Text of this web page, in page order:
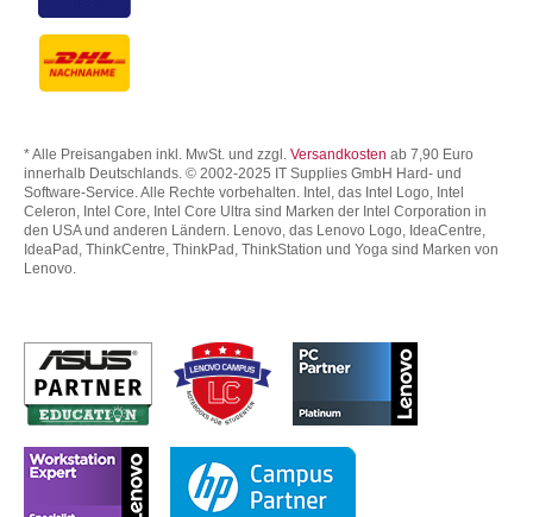
* Alle Preisangaben inkl. MwSt. und zzgl. Versandkosten ab 7,90 Euro
innerhalb Deutschlands. © 2002-2025 IT Supplies GmbH Hard- und
Software-Service. Alle Rechte vorbehalten. Intel, das Intel Logo, Intel
Celeron, Intel Core, Intel Core Ultra sind Marken der Intel Corporation in
den USA und anderen Ländern. Lenovo, das Lenovo Logo, IdeaCentre,
IdeaPad, ThinkCentre, ThinkPad, ThinkStation und Yoga sind Marken von
Lenovo.